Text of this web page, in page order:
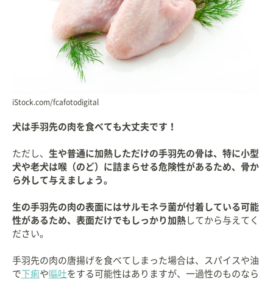
iStock.com/fcafotodigital
犬は手羽先の肉を食べても大丈夫です！
ただし、 生や普通に加熱しただけの手羽先の骨は、特に小型
犬や老犬は喉（のど）に詰まらせる危険性があるため、骨か
ら外して与えましょう。
生の手羽先の肉の表面にはサルモネラ菌が付着している可能
性があるため、表面だけでもしっかり加熱してから与えてく
ださい。
手羽先の肉の唐揚げを食べてしまった場合は、スパイスや油
で下痢や嘔吐をする可能性はありますが、一過性のものなら